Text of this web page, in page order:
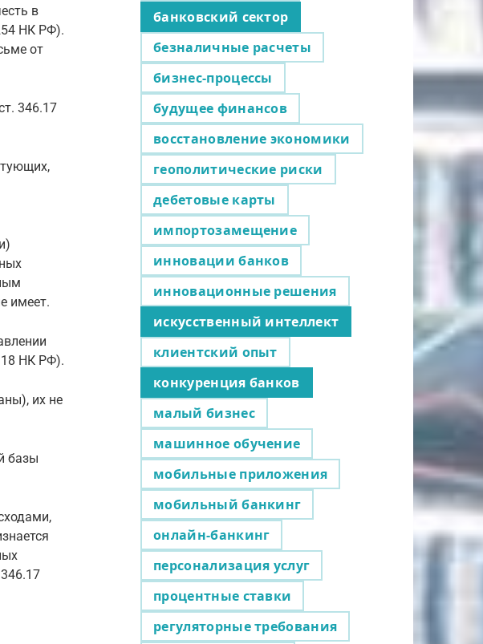
в
НК РФ).
от
346.17
имеет.
НК РФ).
их не
базы
банковский сектор
безналичные расчеты
бизнес-процессы
будущее финансов
восстановление экономики
геополитические риски
дебетовые карты
импортозамещение
инновации банков
инновационные решения
искусственный интеллект
клиентский опыт
конкуренция банков
малый бизнес
машинное обучение
мобильные приложения
мобильный банкинг
онлайн-банкинг
персонализация услуг
процентные ставки
регуляторные требования